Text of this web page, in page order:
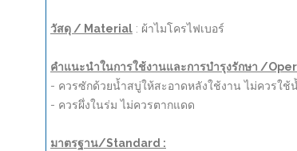
วัสดุ / Material : ผ้าไมโครไฟเบอร์
คำแนะนำในการใช้งานและการบำรุงรักษา /
- ควรซักด้วยน้ำสบู่ให้สะอาดหลังใช้งาน ไม่ควรใ
- ควรผึ่งในร่ม ไม่ควรตากแดด
มาตรฐาน/Standard :